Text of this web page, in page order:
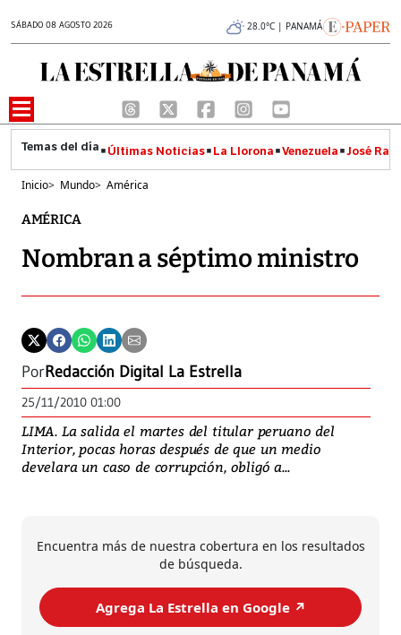
SÁBADO 08 AGOSTO 2026 28.0°C | PANAMÁ
Últimas Noticias La Llorona Venezuela José
Inicio> Mundo> América
AMÉRICA
Nombran a séptimo ministro
PorRedacción Digital La Estrella
25/11/2010 01:00
LIMA. La salida el martes del titular peruano del
Interior, pocas horas después de que un medio
develara un caso de corrupción, obligó a...
Encuentra más de nuestra cobertura en los resultados
de búsqueda.
Agrega La Estrella en Google ↗️